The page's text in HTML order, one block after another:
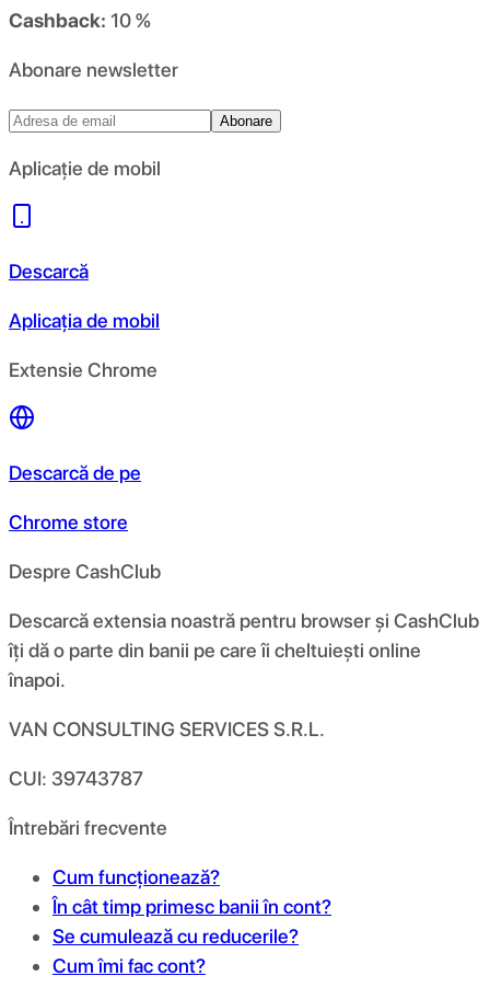
Cashback: 10 %
Abonare newsletter
Abonare
Aplicație de mobil
Descarcă
Aplicația de mobil
Extensie Chrome
Descarcă de pe
Chrome store
Despre CashClub
Descarcă extensia noastră pentru browser și CashClub
îți dă o parte din banii pe care îi cheltuiești online
înapoi.
VAN CONSULTING SERVICES S.R.L.
CUI: 39743787
Întrebări frecvente
Cum funcționează?
În cât timp primesc banii în cont?
Se cumulează cu reducerile?
Cum îmi fac cont?